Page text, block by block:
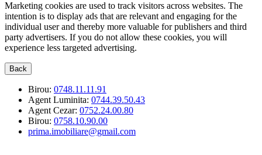
Marketing cookies are used to track visitors across websites. The
intention is to display ads that are relevant and engaging for the
individual user and thereby more valuable for publishers and third
party advertisers. If you do not allow these cookies, you will
experience less targeted advertising.
Back
Birou: 0748.11.11.91
Agent Luminita: 0744.39.50.43
Agent Cezar: 0752.24.00.80
Birou: 0758.10.90.00
prima.imobiliare@gmail.com